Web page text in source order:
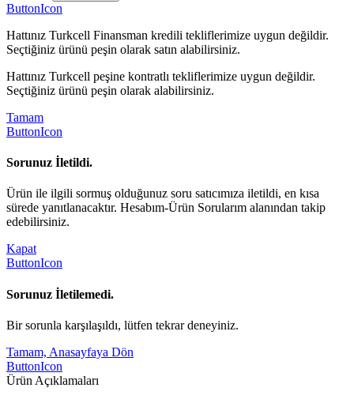
ButtonIcon
Hattınız Turkcell Finansman kredili tekliflerimize uygun değildir.
Seçtiğiniz ürünü peşin olarak satın alabilirsiniz.
Hattınız Turkcell peşine kontratlı tekliflerimize uygun değildir.
Seçtiğiniz ürünü peşin olarak alabilirsiniz.
Tamam
ButtonIcon
Sorunuz İletildi.
Ürün ile ilgili sormuş olduğunuz soru satıcımıza iletildi, en kısa
sürede yanıtlanacaktır. Hesabım-Ürün Sorularım alanından takip
edebilirsiniz.
Kapat
ButtonIcon
Sorunuz İletilemedi.
Bir sorunla karşılaşıldı, lütfen tekrar deneyiniz.
Tamam, Anasayfaya Dön
ButtonIcon
Ürün Açıklamaları